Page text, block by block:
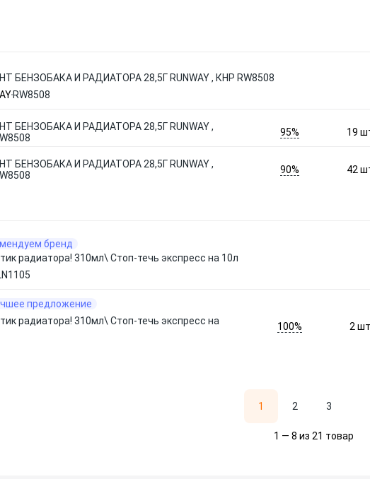
БЕНЗОБАКА И РАДИАТОРА 28,5Г RUNWAY , КНР RW8508
RW8508
БЕНЗОБАКА И РАДИАТОРА 28,5Г RUNWAY ,
95% 19
БЕНЗОБАКА И РАДИАТОРА 28,5Г RUNWAY ,
90% 42
бренд
радиатора! 310мл\ Стоп-течь экспресс на 10л
предложение
радиатора! 310мл\ Стоп-течь экспресс на
100% 2шт.
1 2 3
1 — 8 из 21 товар